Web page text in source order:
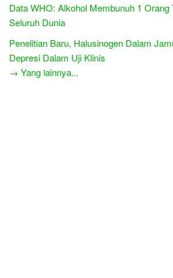
Data WHO: Alkohol Membunuh 1 Orang
Seluruh Dunia
Penelitian Baru, Halusinogen Dalam
Depresi Dalam Uji Klinis
→ Yang lainnya...